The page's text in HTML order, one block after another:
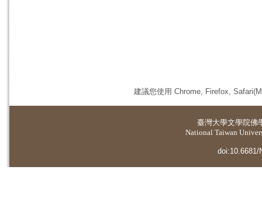
建議您使用 Chrome, Firefox,
臺灣大學文學院佛
National Taiwan
doi:10.6681/